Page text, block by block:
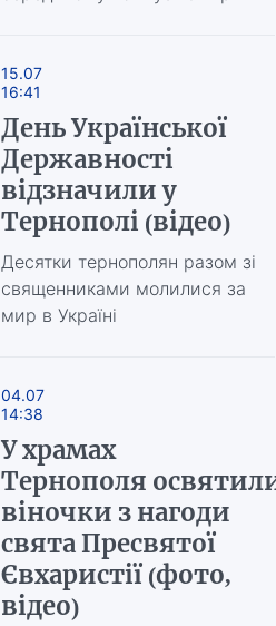
15.07
16:41
День Української
Державності
відзначили у
Тернополі (відео)
Десятки тернополян разом зі
священниками молилися за
мир в Україні
04.07
14:38
У храмах
Тернополя
віночки з нагоди
свята Пресвятої
Євхаристії (фото,
відео)